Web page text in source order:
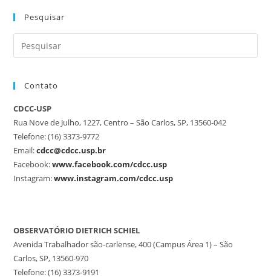
Pesquisar
Contato
CDCC-USP
Rua Nove de Julho, 1227, Centro – São Carlos, SP, 13560-042
Telefone: (16) 3373-9772
Email:cdcc@cdcc.usp.br
Facebook:www.facebook.com/cdcc.usp
Instagram:www.instagram.com/cdcc.usp
OBSERVATÓRIO DIETRICH SCHIEL
Avenida Trabalhador são-carlense, 400 (Campus Área 1) – São
Carlos, SP, 13560-970
Telefone: (16) 3373-9191